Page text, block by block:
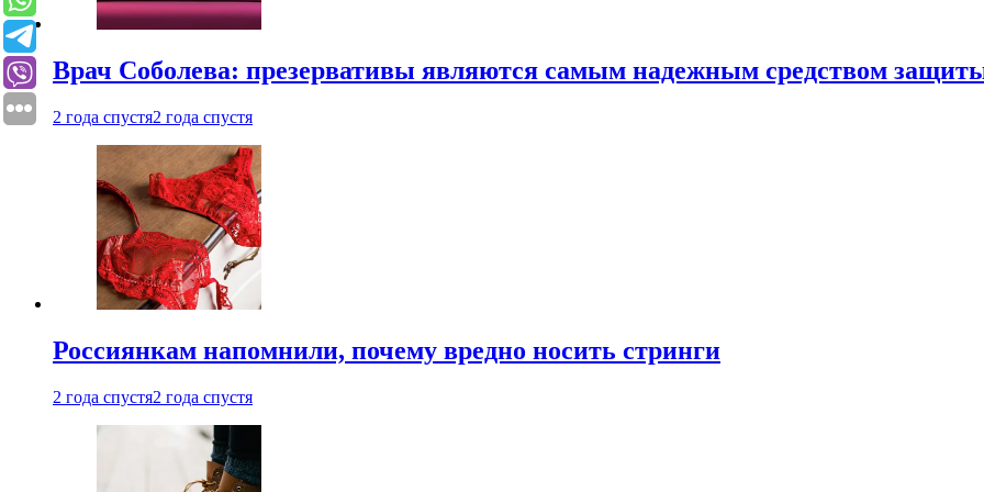
Врач Соболева: презервативы являются самым надежным средством
2 года спустя2 года спустя
Россиянкам напомнили, почему вредно носить стринги
2 года спустя2 года спустя